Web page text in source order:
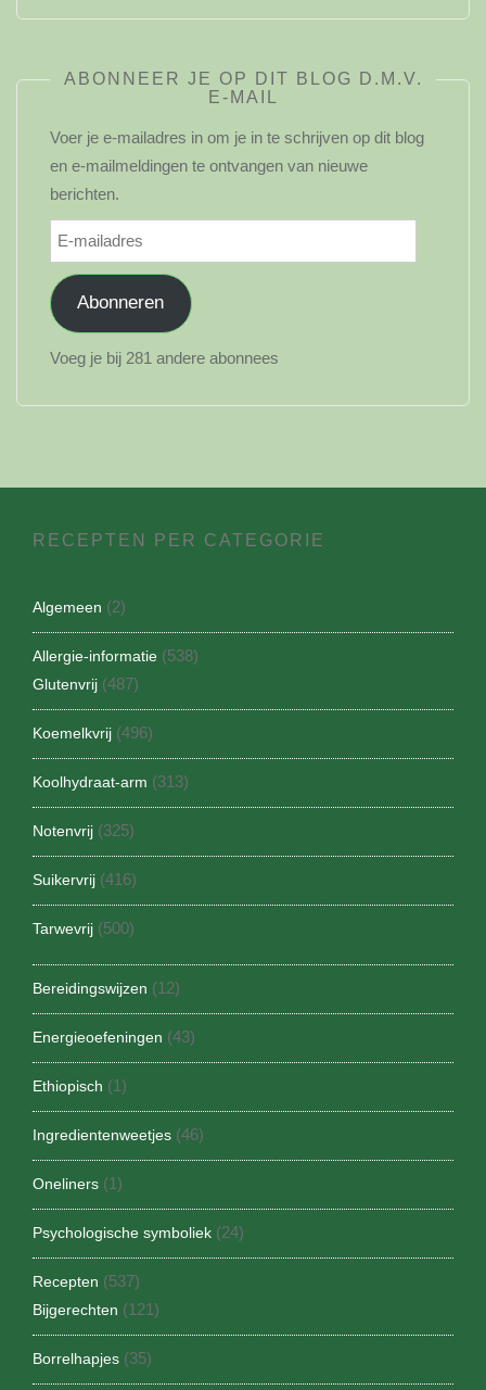
ABONNEER JE OP DIT BLOG D.M.V.
E-MAIL
Voer je e-mailadres in om je in te schrijven op dit blog
en e-mailmeldingen te ontvangen van nieuwe
berichten.
E-
mailadres
Abonneren
Voeg je bij 281 andere abonnees
RECEPTEN PER CATEGORIE
Algemeen (2)
Allergie-informatie (538)
Glutenvrij (487)
Koemelkvrij (496)
Koolhydraat-arm (313)
Notenvrij (325)
Suikervrij (416)
Tarwevrij (500)
Bereidingswijzen (12)
Energieoefeningen (43)
Ethiopisch (1)
Ingredientenweetjes (46)
Oneliners (1)
Psychologische symboliek (24)
Recepten (537)
Bijgerechten (121)
Borrelhapjes (35)